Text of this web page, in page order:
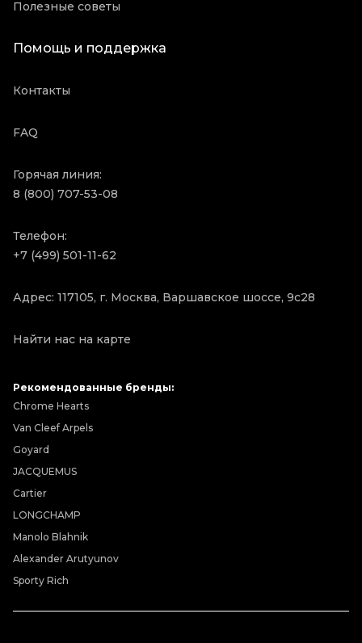
Полезные советы
Помощь и поддержка
Контакты
FAQ
Горячая линия:
8 (800) 707-53-08
Телефон:
+7 (499) 501-11-62
Адрес: 117105, г. Москва, Варшавское шоссе, 9с28
Найти нас на карте
Рекомендованные бренды:
Chrome Hearts
Van Cleef Arpels
Goyard
JACQUEMUS
Cartier
LONGCHAMP
Manolo Blahnik
Alexander Arutyunov
Sporty Rich